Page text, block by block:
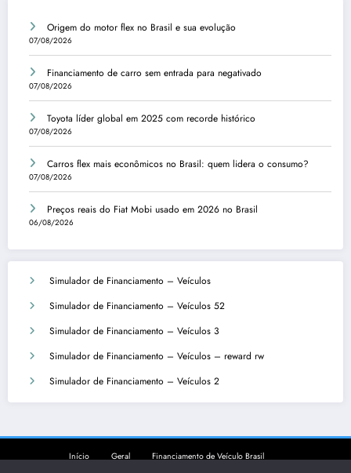
Origem do motor flex no Brasil e sua evolução
07/08/2026
Financiamento de carro sem entrada para negativado
07/08/2026
Toyota líder global em 2025 com recorde histórico
07/08/2026
Carros flex mais econômicos no Brasil: quem lidera o consumo?
07/08/2026
Preços reais do Fiat Mobi usado em 2026 no Brasil
06/08/2026
Simulador de Financiamento – Veículos
Simulador de Financiamento – Veículos 52
Simulador de Financiamento – Veículos 3
Simulador de Financiamento – Veículos – reward rw
Simulador de Financiamento – Veículos 2
Início Geral
Financiamento de Veículo Brasil